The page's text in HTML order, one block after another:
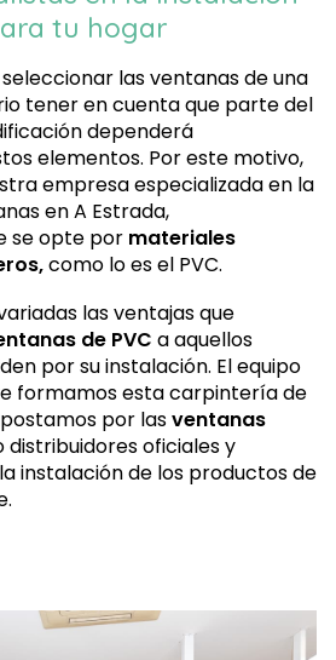
en la instalación
tu hogar
las ventanas de una
tener en cuenta que parte del
dependerá
elementos. Por este motivo,
empresa especializada en la
en A Estrada,
se opte pormateriales
las ventajas que
de PVCa aquellos
por su instalación. El equipo
formamos esta carpintería de
por lasventanas
distribuidores oficiales y
instalación de los productos de